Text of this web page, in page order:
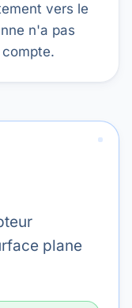
vers le
n'a pas
plane